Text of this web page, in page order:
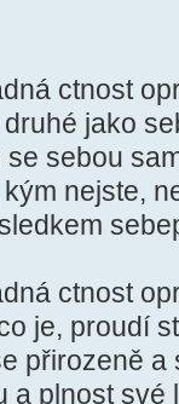
ctnost
jako
sebou
nejste,
ctnost
je, proudí
přirozeně a
a plnost